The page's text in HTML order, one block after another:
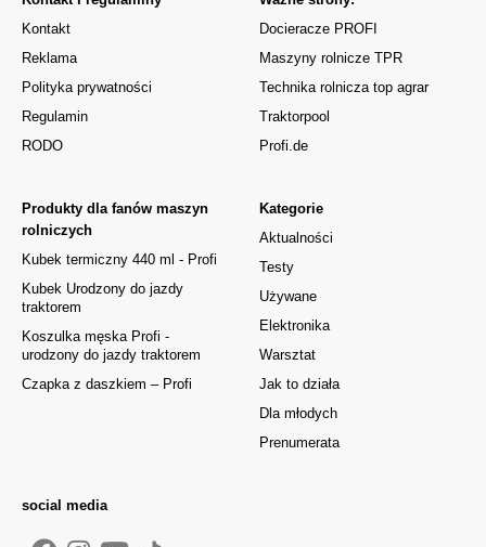
Kontakt
Reklama
Polityka prywatności
Regulamin
RODO
Kategorie
Aktualności
Testy
Używane
Elektronika
Warsztat
Jak to działa
Dla młodych
Prenumerata
Produkty dla fanów maszyn
rolniczych
Kubek termiczny 440 ml - Profi
Kubek Urodzony do jazdy
traktorem
Koszulka męska Profi -
urodzony do jazdy traktorem
Czapka z daszkiem – Profi
Docieracze PROFI
Maszyny rolnicze TPR
Technika rolnicza top agrar
Traktorpool
Profi.de
social media